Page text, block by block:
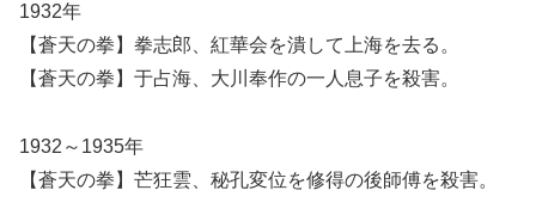
1932年
【蒼天の拳】拳志郎、紅華会を潰して上海を去る。
【蒼天の拳】于占海、大川奉作の一人息子を殺害。
1932～1935年
【蒼天の拳】芒狂雲、秘孔変位を修得の後師傅を殺害。